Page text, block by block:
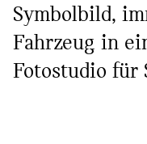
Symbolbild,
Fahrzeug in
Fotostudio für